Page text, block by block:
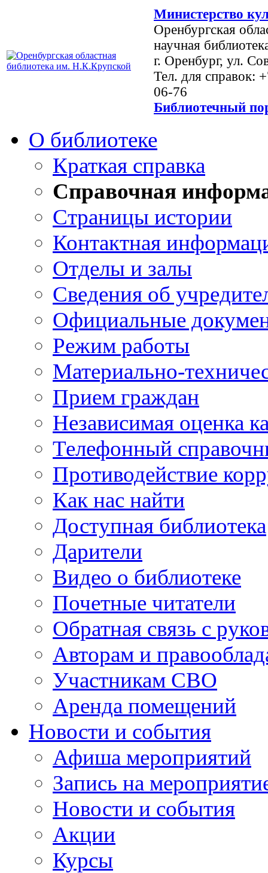
Министерство
Оренбургская
научная
г. Оренбург, ул.
Тел. для справок:
06-76
Библиотечный
О библиотеке
Краткая справка
Справочная
Страницы истории
Контактная
Отделы и залы
Сведения об
Официальные
Режим работы
Материально-
Прием граждан
Независимая оценка
Телефонный
Противодействие
Как нас найти
Доступная библиотека
Дарители
Видео о библиотеке
Почетные читатели
Обратная связь с
Авторам и
Участникам СВО
Аренда помещений
Новости и события
Афиша мероприятий
Запись на
Новости и события
Акции
Курсы